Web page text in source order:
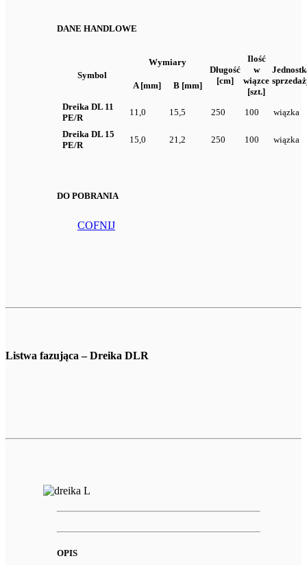
DANE HANDLOWE
Symbol
Wymiary
Długość
[cm]
Ilość
w
wiązce
[szt.]
A [mm] B [mm]
Dreika DL 11
PE/R
11,0 15,5 250 100 wiązka
Dreika DL 15
PE/R
15,0 21,2 250 100 wiązka
DO POBRANIA
COFNIJ
Listwa fazująca – Dreika DLR
OPIS